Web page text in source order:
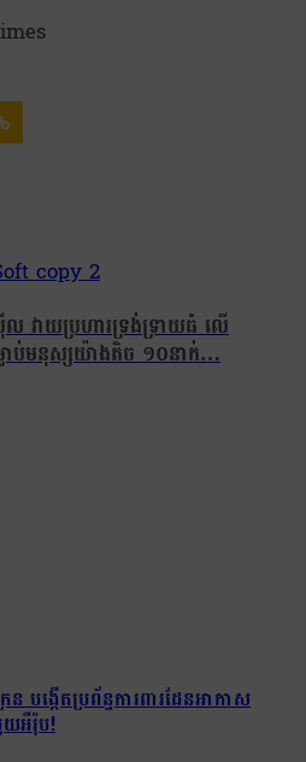
វាយប្រហារទ្រង់ទ្រាយធំ លើ
ាប់មនុស្សយ៉ាងតិច ១០នាក់…
ង្កើតប្រព័ន្ធការពារដែនអាកាស
អឺរ៉ុប!